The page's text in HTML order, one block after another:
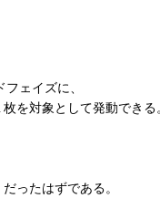
ェイズに、
を対象として発動できる
ったはずである。